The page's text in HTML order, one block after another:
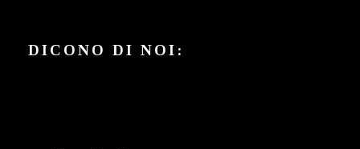
DICONO DI NOI: